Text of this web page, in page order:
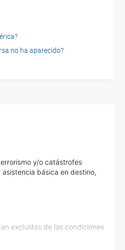
no ha aparecido?
y/o catástrofes
básica en destino,
excluidas de las condiciones